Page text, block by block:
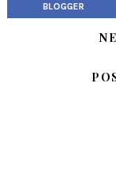
BLOGGER